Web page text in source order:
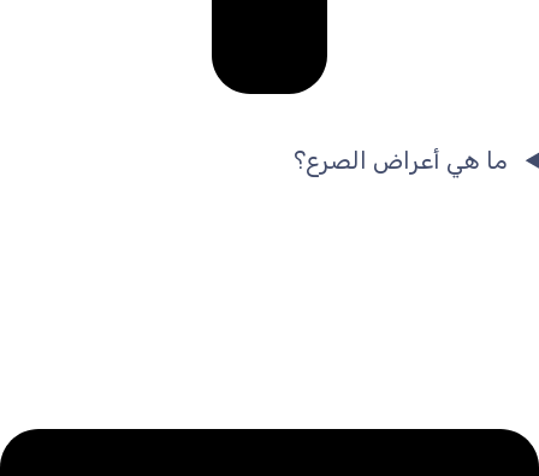
ما هي أعراض الصرع؟